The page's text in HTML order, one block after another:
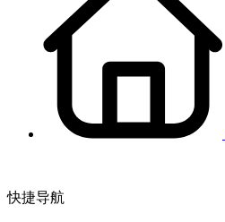
快捷导航